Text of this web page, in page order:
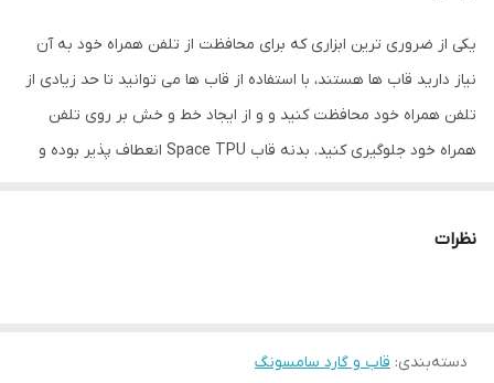
یکی از ضروری ترین ابزاری که برای محافظت از تلفن همراه خود به آن
نیاز دارید قاب ها هستند، با استفاده از قاب ها می توانید تا حد زیادی از
تلفن همراه خود محافظت کنید و و از ایجاد خط و خش بر روی تلفن
همراه خود جلوگیری کنید. بدنه قاب Space TPU انعطاف پذیر بوده و
می شود ظاهر گوشی شما آنچنان تغییر نکند و شما همچنان از ظاهر
خاصی نیز به آن می دهد. این قاب در بخش های دوربین و پورت ها به
نظرات
دسته‌بندی: قاب و گارد سامسونگ